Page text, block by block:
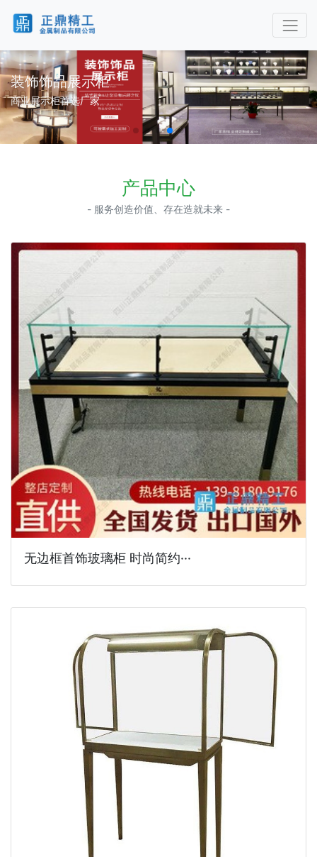
装饰饰品展示柜
商业展示柜首选厂家
产品中心
- 服务创造价值、存在造就未来 -
无边框首饰玻璃柜 时尚简约···